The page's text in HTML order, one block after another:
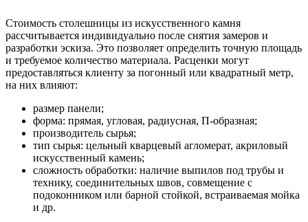
Стоимость столешницы из искусственного камня
рассчитывается индивидуально после снятия замеров и
разработки эскиза. Это позволяет определить точную площадь
и требуемое количество материала. Расценки могут
предоставляться клиенту за погонный или квадратный метр,
на них влияют:
размер панели;
форма: прямая, угловая, радиусная, П-образная;
производитель сырья;
тип сырья: цельный кварцевый агломерат, акриловый
искусственный камень;
сложность обработки: наличие выпилов под трубы и
технику, соединительных швов, совмещение с
подоконником или барной стойкой, встраиваемая мойка
и др.